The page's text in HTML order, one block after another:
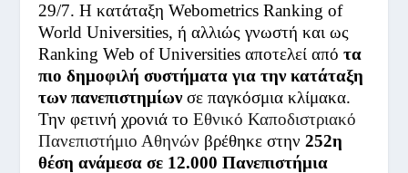
29/7. Η κατάταξη Webometrics Ranking of
World Universities, ή αλλιώς γνωστή και ως
Ranking Web of Universities αποτελεί απότα
πιο δημοφιλή συστήματα για την κατάταξη
των πανεπιστημίωνσε παγκόσμια κλίμακα.
Την φετινή χρονιά τοΕθνικό Καποδιστριακό
Πανεπιστήμιο Αθηνών βρέθηκε στην252η
θέση ανάμεσα σε 12.000 Πανεπιστήμια